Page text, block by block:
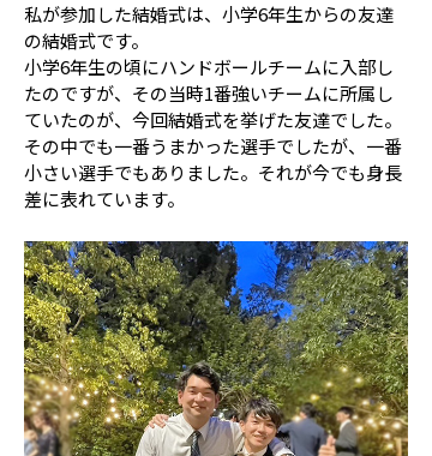
私が参加した結婚式は、小学6年生からの友達
の結婚式です。
小学6年生の頃にハンドボールチームに入部し
たのですが、その当時1番強いチームに所属し
ていたのが、今回結婚式を挙げた友達でした。
その中でも一番うまかった選手でしたが、一番
小さい選手でもありました。それが今でも身長
差に表れています。